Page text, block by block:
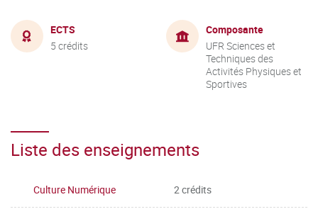
ECTS
5 crédits
Composante
UFR Sciences et
Techniques des
Activités Physiques et
Sportives
Liste des enseignements
Culture Numérique 2 crédits